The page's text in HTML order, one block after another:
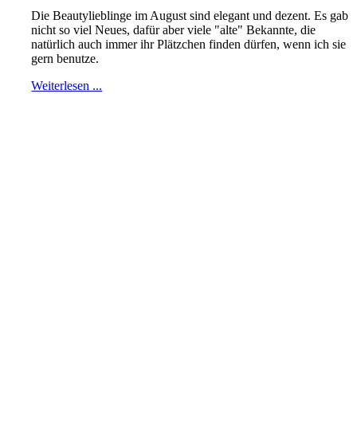
Die Beautylieblinge im August sind elegant und dezent. Es gab
nicht so viel Neues, dafür aber viele "alte" Bekannte, die
natürlich auch immer ihr Plätzchen finden dürfen, wenn ich sie
gern benutze.
Weiterlesen ...